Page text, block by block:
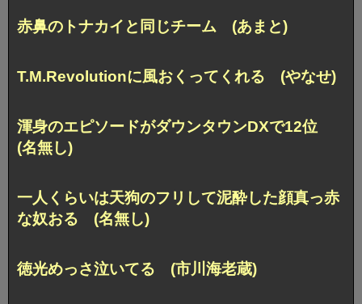
赤鼻のトナカイと同じチーム (あまと)
T.M.Revolutionに風おくってくれる (やなせ)
渾身のエピソードがダウンタウンDXで12位
(名無し)
一人くらいは天狗のフリして泥酔した顔真っ赤
な奴おる (名無し)
徳光めっさ泣いてる (市川海老蔵)